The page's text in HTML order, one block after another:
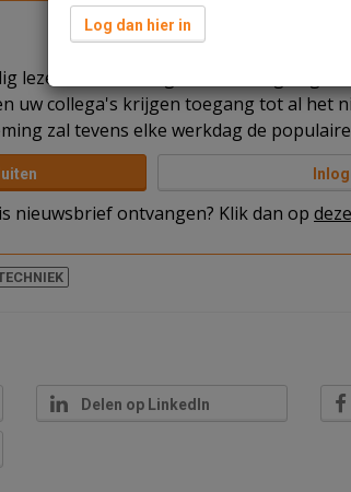
lezen omdat u nog niet bent ingelogd.
uw collega's krijgen toegang tot al het
zal tevens elke werkdag de
nieuwsbrief ontvangen? Klik dan op
Delen op LinkedIn
Log dan hier in